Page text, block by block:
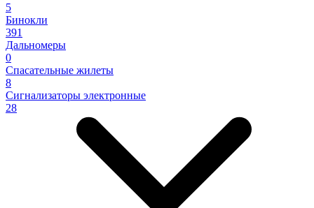
5
Бинокли
391
Дальномеры
0
Спасательные жилеты
8
Сигнализаторы электронные
28